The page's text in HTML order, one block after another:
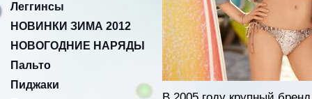
Леггинсы
НОВИНКИ ЗИМА 2012
НОВОГОДНИЕ НАРЯДЫ
Пальто
Пиджаки